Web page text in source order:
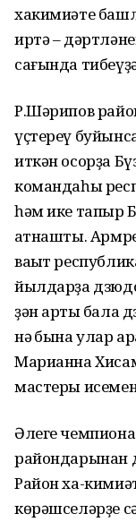
хакимиәте
иртә –
сағында
Р.Шәрипов
үҫтереү
иткән осорҙа
командаһы
һәм ике тапҡыр
ҡатнашты.
ваҡыт
йылдарҙа
ҙән артыҡ бала
нәҡ бына улар
Марианна
мастеры
Әлеге
райондарынан
Район ха-
көрәшселәрҙе